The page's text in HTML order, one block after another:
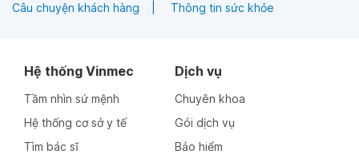
Câu chuyện khách hàng Thông tin sức khỏe
Hệ thống Vinmec
Tầm nhìn sứ mệnh
Hệ thống cơ sở y tế
Tìm bác sĩ
Dịch vụ
Chuyên khoa
Gói dịch vụ
Bảo hiểm